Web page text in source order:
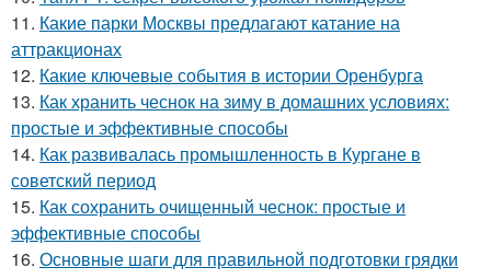
11. Какие парки Москвы предлагают катание на
аттракционах
12. Какие ключевые события в истории Оренбурга
13. Как хранить чеснок на зиму в домашних условиях:
простые и эффективные способы
14. Как развивалась промышленность в Кургане в
советский период
15. Как сохранить очищенный чеснок: простые и
эффективные способы
16. Основные шаги для правильной подготовки грядки